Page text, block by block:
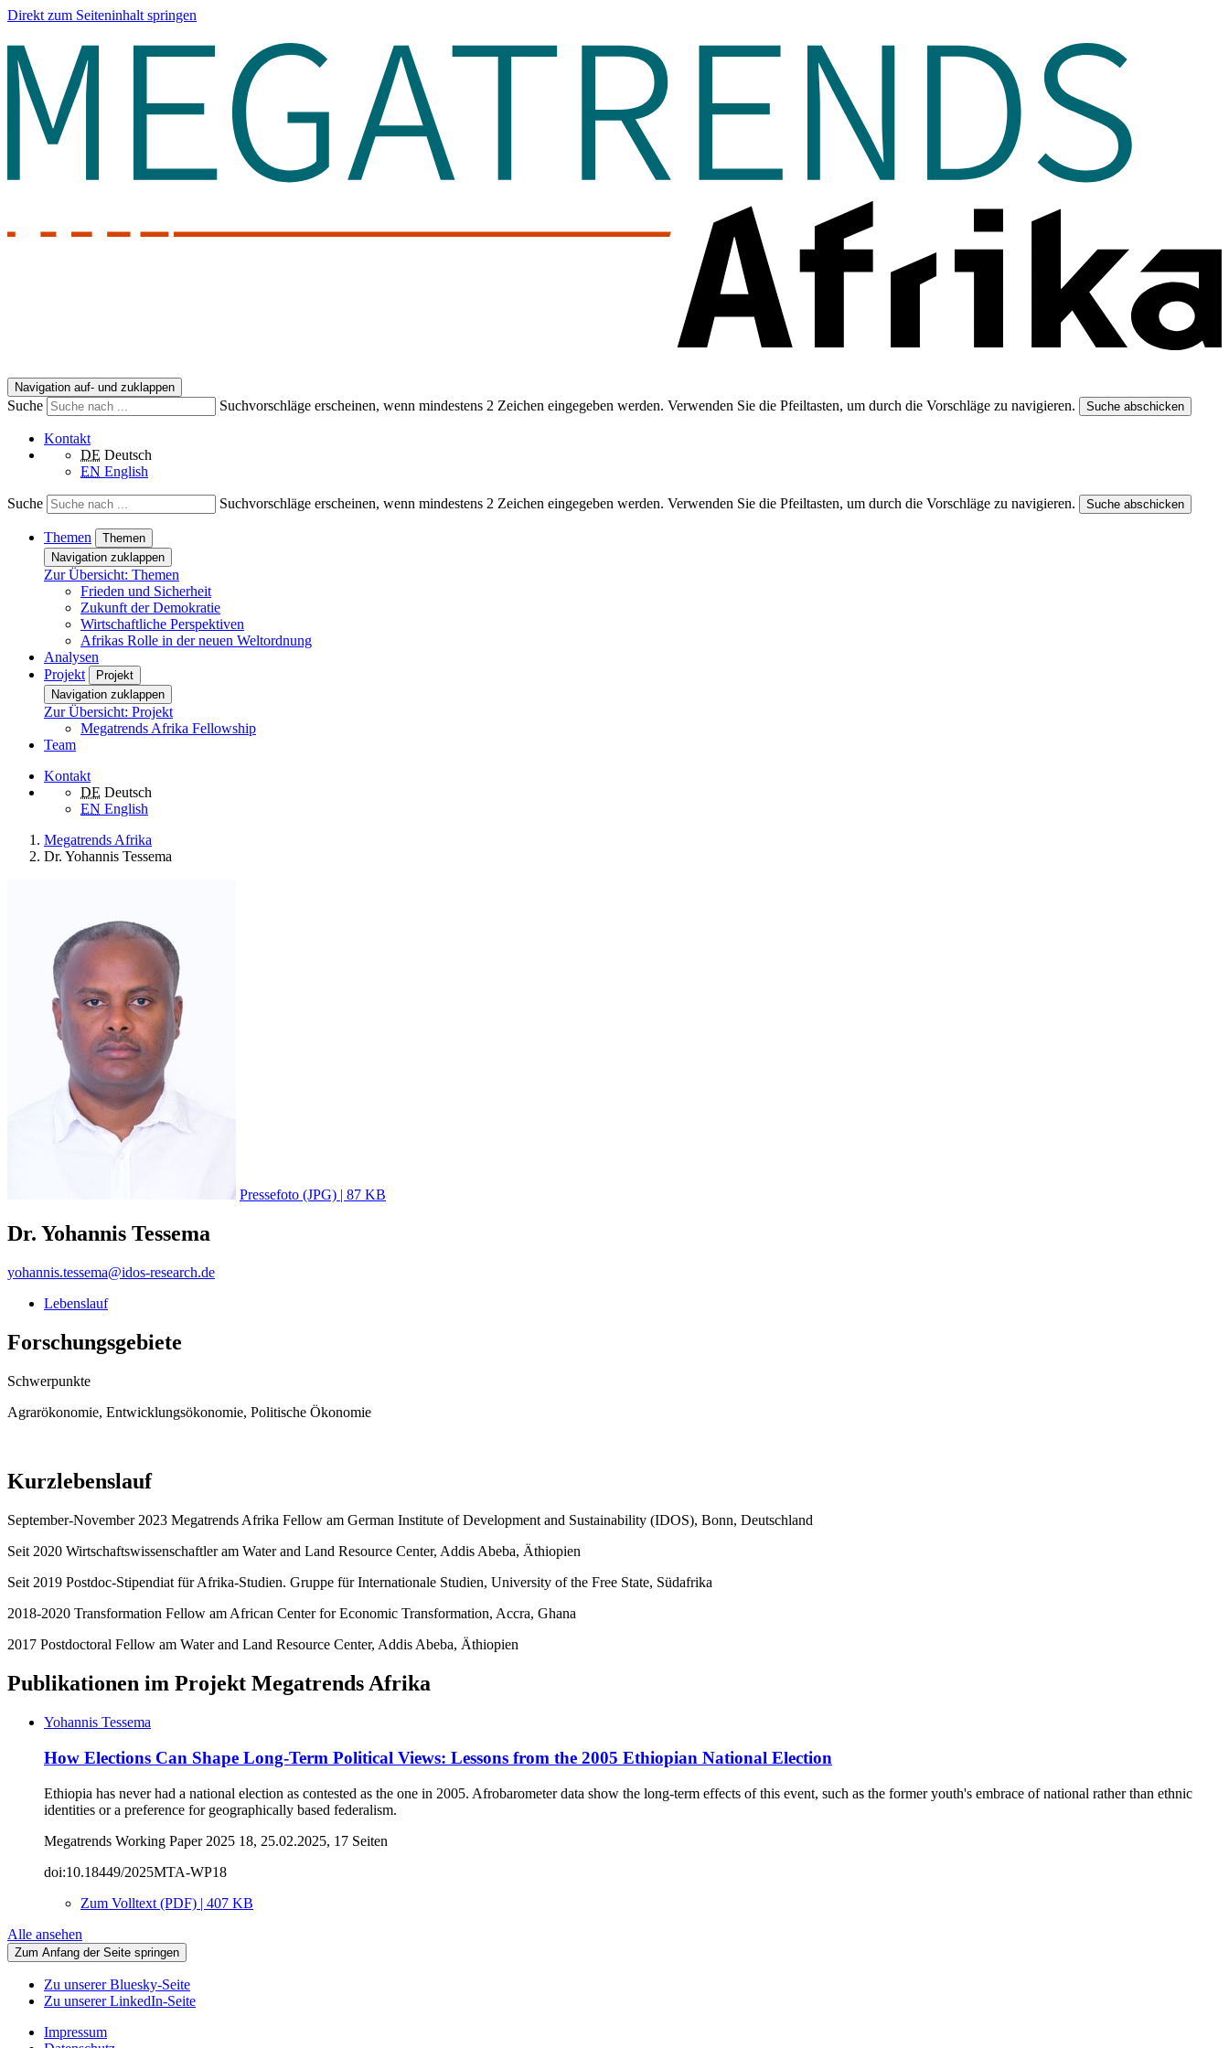
Direkt zum Seiteninhalt springen
Navigation auf- und zuklappen
Suche Suchvorschläge erscheinen, wenn mindestens 2 Zeichen eingegeben werden. Verwenden Sie die Pfeiltasten, um durch die Vorschläge zu navigieren. Suche abschicken
Kontakt
DE Deutsch
EN English
Suche Suchvorschläge erscheinen, wenn mindestens 2 Zeichen eingegeben werden. Verwenden Sie die Pfeiltasten, um durch die Vorschläge zu navigieren. Suche abschicken
Themen
Themen
Navigation zuklappen
Zur Übersicht: Themen
Frieden und Sicherheit
Zukunft der Demokratie
Wirtschaftliche Perspektiven
Afrikas Rolle in der neuen Weltordnung
Analysen
Projekt
Projekt
Navigation zuklappen
Zur Übersicht: Projekt
Megatrends Afrika Fellowship
Team
Kontakt
DE Deutsch
EN English
Megatrends Afrika
Dr. Yohannis Tessema
Pressefoto (JPG) | 87 KB
Dr. Yohannis Tessema
yohannis.tessema@idos-research.de
Lebenslauf
Forschungsgebiete
Schwerpunkte
Agrarökonomie, Entwicklungsökonomie, Politische Ökonomie
Kurzlebenslauf
September-November 2023 Megatrends Afrika Fellow am German Institute of Development and Sustainability (IDOS), Bonn, Deutschland
Seit 2020 Wirtschaftswissenschaftler am Water and Land Resource Center, Addis Abeba, Äthiopien
Seit 2019 Postdoc-Stipendiat für Afrika-Studien. Gruppe für Internationale Studien, University of the Free State, Südafrika
2018-2020 Transformation Fellow am African Center for Economic Transformation, Accra, Ghana
2017 Postdoctoral Fellow am Water and Land Resource Center, Addis Abeba, Äthiopien
Publikationen im Projekt Megatrends Afrika
Yohannis Tessema
How Elections Can Shape Long-Term Political Views: Lessons from the 2005 Ethiopian National Election
Ethiopia has never had a national election as contested as the one in 2005. Afrobarometer data show the long-term effects of this event, such as the former youth's embrace of national rather than ethnic
identities or a preference for geographically based federalism.
Megatrends Working Paper 2025 18, 25.02.2025, 17 Seiten
doi:10.18449/2025MTA-WP18
Zum Volltext (PDF) | 407 KB
Alle ansehen
Zum Anfang der Seite springen
Zu unserer Bluesky-Seite
Zu unserer LinkedIn-Seite
Impressum